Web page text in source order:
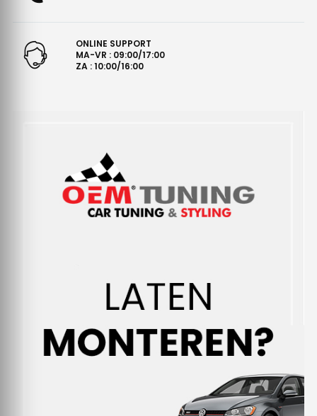
ONLINE SUPPORT
MA-VR : 09:00/17:00
ZA : 10:00/16:00